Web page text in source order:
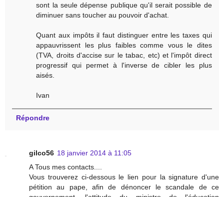
sont la seule dépense publique qu'il serait possible de
diminuer sans toucher au pouvoir d'achat.
Quant aux impôts il faut distinguer entre les taxes qui
appauvrissent les plus faibles comme vous le dites
(TVA, droits d'accise sur le tabac, etc) et l'impôt direct
progressif qui permet à l'inverse de cibler les plus
aisés.
Ivan
Répondre
gilco56 18 janvier 2014 à 11:05
A Tous mes contacts....
Vous trouverez ci-dessous le lien pour la signature d'une
pétition au pape, afin de dénoncer le scandale de ce